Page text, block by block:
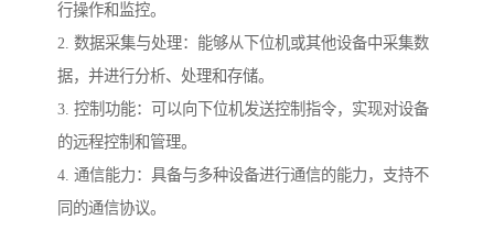
行操作和监控。
2. 数据采集与处理：能够从下位机或其他设备中采集数
据，并进行分析、处理和存储。
3. 控制功能：可以向下位机发送控制指令，实现对设备
的远程控制和管理。
4. 通信能力：具备与多种设备进行通信的能力，支持不
同的通信协议。